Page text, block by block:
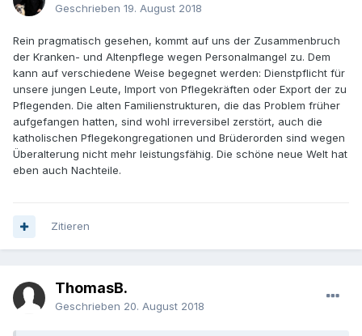
Geschrieben 19. August 2018
Rein pragmatisch gesehen, kommt auf uns der Zusammenbruch
der Kranken- und Altenpflege wegen Personalmangel zu. Dem
kann auf verschiedene Weise begegnet werden: Dienstpflicht für
unsere jungen Leute, Import von Pflegekräften oder Export der zu
Pflegenden. Die alten Familienstrukturen, die das Problem früher
aufgefangen hatten, sind wohl irreversibel zerstört, auch die
katholischen Pflegekongregationen und Brüderorden sind wegen
Überalterung nicht mehr leistungsfähig. Die schöne neue Welt hat
eben auch Nachteile.
Zitieren
ThomasB.
Geschrieben 20. August 2018